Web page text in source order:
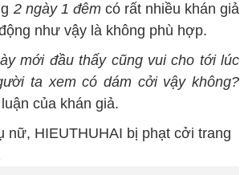
2 ngày 1 đêmcó rất nhiều khán giả
như vậy là không phù hợp.
mới đầu thấy cũng vui cho tới lúc
ta xem có dám cởi vậy không?
của khán giả.